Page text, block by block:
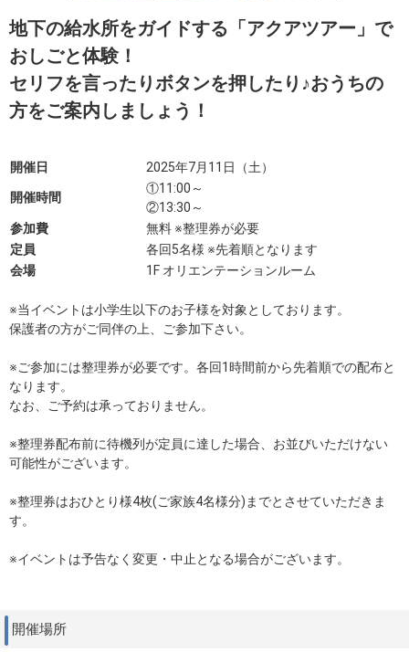
地下の給水所をガイドする「アクアツアー」で
おしごと体験！
セリフを言ったりボタンを押したり♪おうちの
方をご案内しましょう！
開催日 2025年7月11日（土）
開催時間
①11:00～
②13:30～
参加費
無料 ※整理券が必要
定員
各回5名様 ※先着順となります
会場
1F オリエンテーションルーム
※当イベントは小学生以下のお子様を対象としております。
保護者の方がご同伴の上、ご参加下さい。
※ご参加には整理券が必要です。各回1時間前から先着順での配布と
なります。
なお、ご予約は承っておりません。
※整理券配布前に待機列が定員に達した場合、お並びいただけない
可能性がございます。
※整理券はおひとり様4枚(ご家族4名様分)までとさせていただきま
す。
※イベントは予告なく変更・中止となる場合がございます。
開催場所